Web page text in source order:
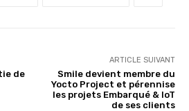
de
ARTICLE SUIVANT
Smile devient membre du
Yocto Project et pérennise
les projets Embarqué & IoT
de ses clients